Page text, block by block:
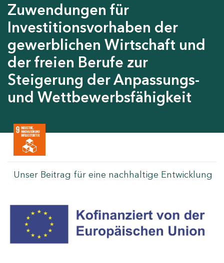
Zuwendungen für
Investitionsvorhaben der
gewerblichen Wirtschaft und
der freien Berufe zur
Steigerung der Anpassungs-
und Wettbewerbsfähigkeit
Unser Beitrag für eine nachhaltige Entwicklung